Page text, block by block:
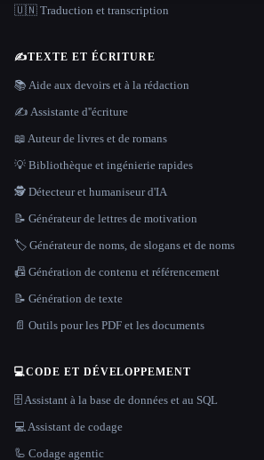
🇺🇳 Traduction et transcription
✍️TEXTE ET ÉCRITURE
📚 Aide aux devoirs et à la rédaction
✍️ Assistante d''écriture
📖 Auteur de livres et de romans
💡 Bibliothèque et ingénierie rapides
🕵️ Détecteur et humaniseur d'IA
📝 Générateur de lettres de motivation
🏷️ Générateur de noms, de slogans et de noms
📠 Génération de contenu et référencement
📝 Génération de texte
📄 Outils pour les PDF et les documents
💻CODE ET DÉVELOPPEMENT
🗄️ Assistant à la base de données et au SQL
💻 Assistant de codage
🦾 Codage agentic